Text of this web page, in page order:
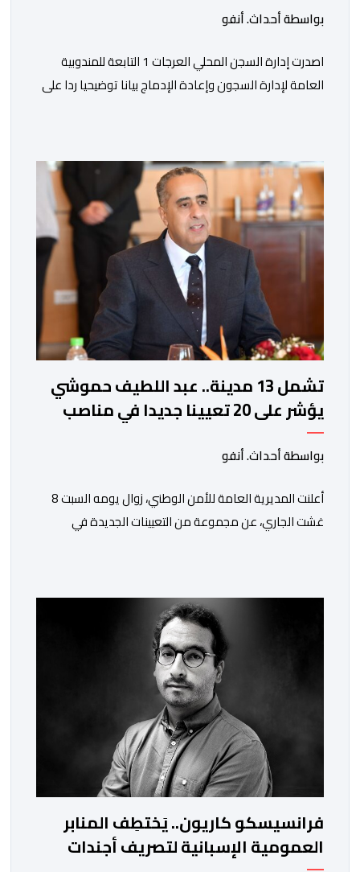
بواسطة أحداث. أنفو
اصدرت إدارة السجن المحلي العرجات 1 التابعة للمندوبية
العامة لإدارة السجون وإعادة الإدماج بيانا توضيحيا ردا على
ذاتها، وذلك لتنوير الرأي العام بالحقائق والمعطيات
الدقيقة.واوضحت إدارة المؤسسة السجنية أن المعني بالأمر
يستفيد منذ إيداعه من تتبع طبي منتظم ومستمر وفقا […]
تشمل 13 مدينة.. عبد اللطيف حموشي
يؤشر على 20 تعيينا جديدا في مناصب
المسؤولية بمصالح الأمن الوطني
بواسطة أحداث. أنفو
أعلنت المديرية العامة للأمن الوطني، زوال يومه السبت 8
غشت الجاري، عن مجموعة من التعيينات الجديدة في
والعيون والدار البيضاء وبني ملال وابن جرير وطنجة وأصيلة،
وذلك في إطار دينامية داخلية تهدف لضخ دماء جديدة
والاستعانة بكفاءات أمنية شابة ومتمرسة، […]
فرانسيسكو كاريون.. يَختطِف المنابر
العمومية الإسبانية لتصريف أجندات